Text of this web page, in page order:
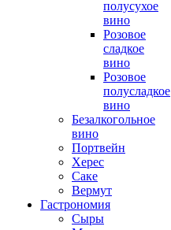
полусухое
вино
Розовое
сладкое
вино
Розовое
полусладкое
вино
Безалкогольное
вино
Портвейн
Херес
Саке
Вермут
Гастрономия
Сыры